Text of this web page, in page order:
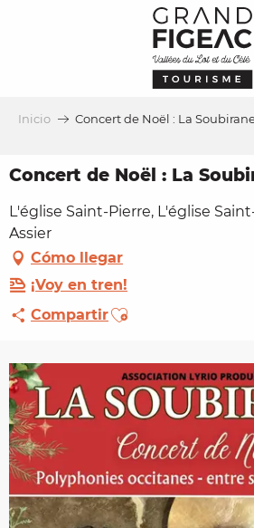
Inicio Concert de Noël : La
Concert de Noël : La
L'église Saint-Pierre, L'église
Assier
Cómo llegar
¡Voy en tren!
CompartirAjouter aux favoris